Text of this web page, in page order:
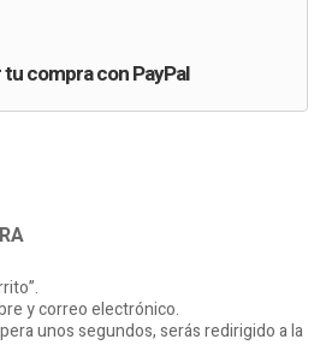
compra con PayPal
y correo electrónico.
unos segundos, serás redirigido a la